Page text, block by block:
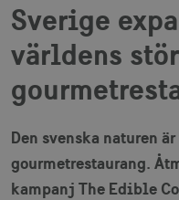
Sverige
världens
Den svenska naturen
gourmetrestaurang.
kampanj The Edible